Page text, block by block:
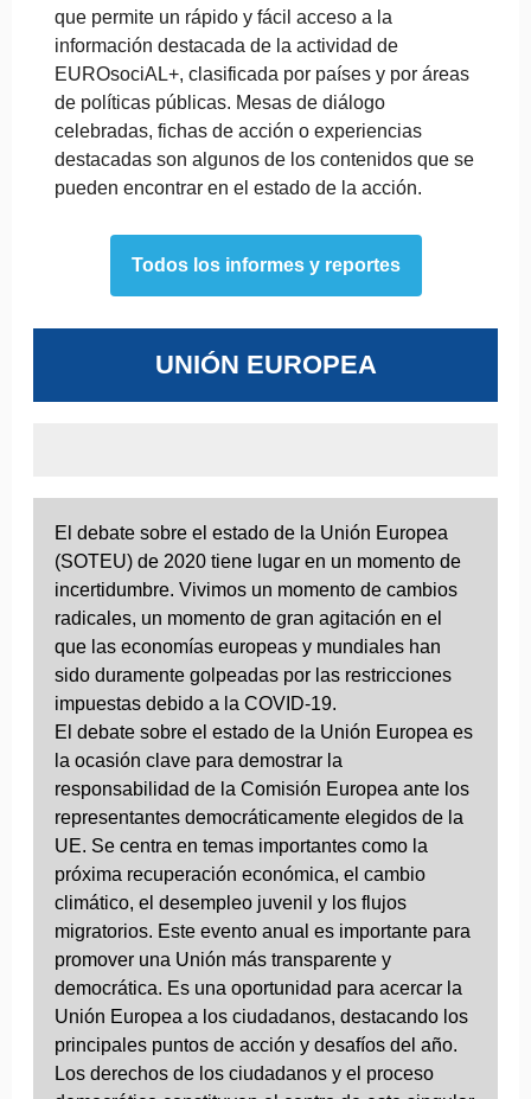
que permite un rápido y fácil acceso a la
información destacada de la actividad de
EUROsociAL+, clasificada por países y por áreas
de políticas públicas. Mesas de diálogo
celebradas, fichas de acción o experiencias
destacadas son algunos de los contenidos que se
pueden encontrar en el estado de la acción.
Todos los informes y reportes
UNIÓN EUROPEA
El debate sobre el estado de la Unión Europea
(SOTEU) de 2020 tiene lugar en un momento de
incertidumbre. Vivimos un momento de cambios
radicales, un momento de gran agitación en el
que las economías europeas y mundiales han
sido duramente golpeadas por las restricciones
impuestas debido a la COVID-19.
El debate sobre el estado de la Unión Europea es
la ocasión clave para demostrar la
responsabilidad de la Comisión Europea ante los
representantes democráticamente elegidos de la
UE. Se centra en temas importantes como la
próxima recuperación económica, el cambio
climático, el desempleo juvenil y los flujos
migratorios. Este evento anual es importante para
promover una Unión más transparente y
democrática. Es una oportunidad para acercar la
Unión Europea a los ciudadanos, destacando los
principales puntos de acción y desafíos del año.
Los derechos de los ciudadanos y el proceso